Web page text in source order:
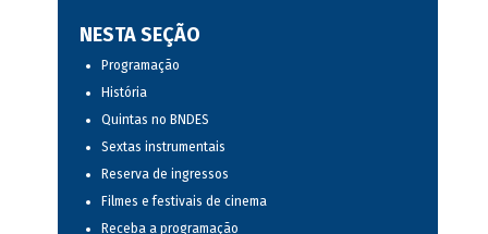
NESTA SEÇÃO
Programação
História
Quintas no BNDES
Sextas instrumentais
Reserva de ingressos
Filmes e festivais de cinema
Receba a programação